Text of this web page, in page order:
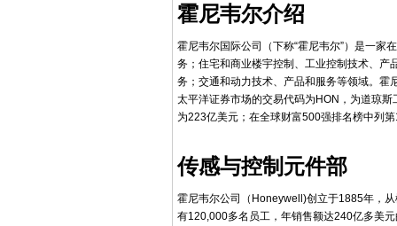
霍尼韦尔介绍
霍尼韦尔国际公司（下称“霍尼韦尔”）是一家
务；住宅和商业楼宇控制、工业控制技术、产
务；交通和动力技术、产品和服务等领域。
太平洋证券市场的交易代码为HON，为道琼
为223亿美元；在全球财富500强排名榜中列
传感与控制元件部
霍尼韦尔公司（Honeywell)创立于1885年，
有120,000多名员工，年销售额达240亿多美